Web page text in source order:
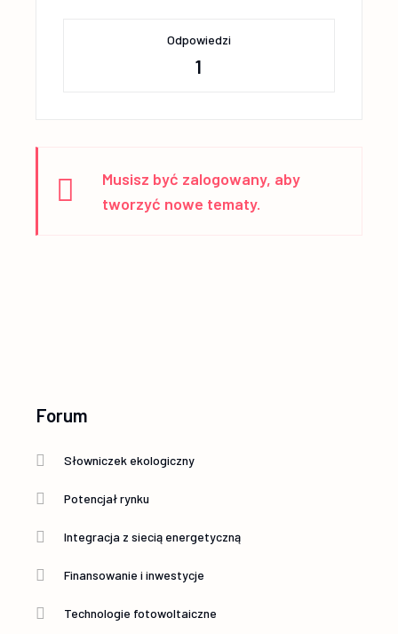
Odpowiedzi
1
Musisz być zalogowany, aby
tworzyć nowe tematy.
Forum
Słowniczek ekologiczny
Potencjał rynku
Integracja z siecią energetyczną
Finansowanie i inwestycje
Technologie fotowoltaiczne